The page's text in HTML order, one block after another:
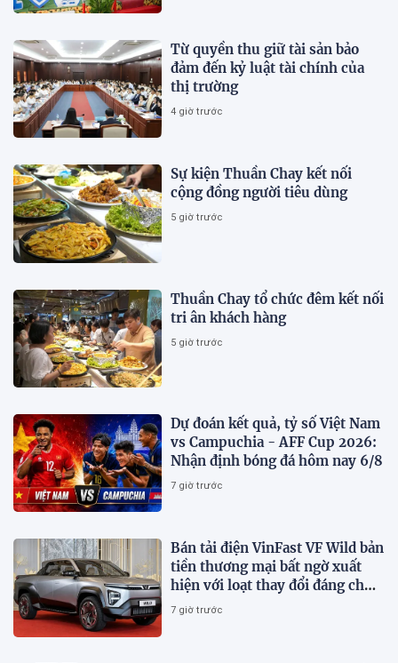
Từ quyền thu giữ tài sản bảo
đảm đến kỷ luật tài chính của
thị trường
4 giờ trước
Sự kiện Thuần Chay kết nối
cộng đồng người tiêu dùng
5 giờ trước
Thuần Chay tổ chức đêm kết nối
tri ân khách hàng
5 giờ trước
Dự đoán kết quả, tỷ số Việt Nam
vs Campuchia - AFF Cup 2026:
Nhận định bóng đá hôm nay 6/8
7 giờ trước
Bán tải điện VinFast VF Wild bản
tiền thương mại bất ngờ xuất
hiện với loạt thay đổi đáng chú
ý
7 giờ trước